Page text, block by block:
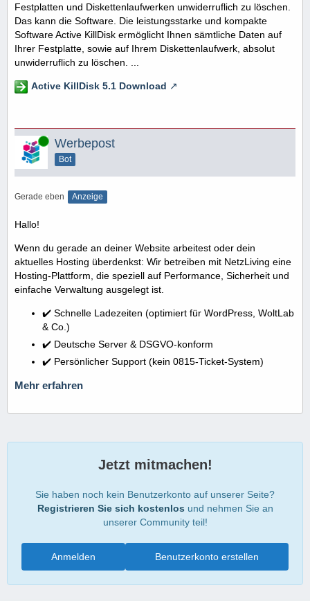
Festplatten und Diskettenlaufwerken unwiderruflich zu löschen.
Das kann die Software. Die leistungsstarke und kompakte
Software Active KillDisk ermöglicht Ihnen sämtliche Daten auf
Ihrer Festplatte, sowie auf Ihrem Diskettenlaufwerk, absolut
unwiderruflich zu löschen. ...
Active KillDisk 5.1 Download
Online Werbepost
Bot
Gerade eben Anzeige
Hallo!
Wenn du gerade an deiner Website arbeitest oder dein
aktuelles Hosting überdenkst: Wir betreiben mit NetzLiving eine
Hosting-Plattform, die speziell auf Performance, Sicherheit und
einfache Verwaltung ausgelegt ist.
✔️ Schnelle Ladezeiten (optimiert für WordPress, WoltLab
& Co.)
✔️ Deutsche Server & DSGVO-konform
✔️ Persönlicher Support (kein 0815-Ticket-System)
Mehr erfahren
Jetzt mitmachen!
Sie haben noch kein Benutzerkonto auf unserer Seite?
Registrieren Sie sich kostenlos und nehmen Sie an
unserer Community teil!
Benutzerkonto erstellen
Anmelden